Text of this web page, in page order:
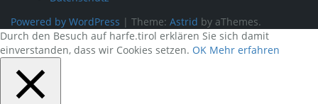
Powered by WordPress | Theme: Astrid by aThemes.
Durch den Besuch auf harfe.tirol erklären Sie sich damit
einverstanden, dass wir Cookies setzen. OK Mehr erfahren